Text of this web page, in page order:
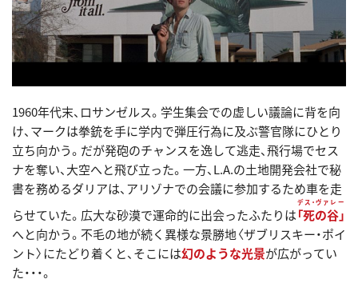
1960年代末、ロサンゼルス。学生集会での虚しい議論に背を向
け、マークは拳銃を手に学内で弾圧行為に及ぶ警官隊にひとり
立ち向かう。だが発砲のチャンスを逸して逃走、飛行場でセス
ナを奪い、大空へと飛び立った。一方、L.A.の土地開発会社で秘
書を務めるダリアは、アリゾナでの会議に参加するため車を走
らせていた。広大な砂漠で運命的に出会ったふたりは「死の谷」
デス・ヴァレー
へと向かう。不毛の地が続く異様な景勝地〈ザブリスキー・ポイ
ント〉にたどり着くと、そこには幻のような光景が広がってい
た・・・。